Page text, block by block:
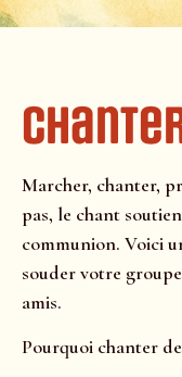
Marcher, chanter,
pas, le chant
communion. Voici
souder votre
amis.
Pourquoi chanter